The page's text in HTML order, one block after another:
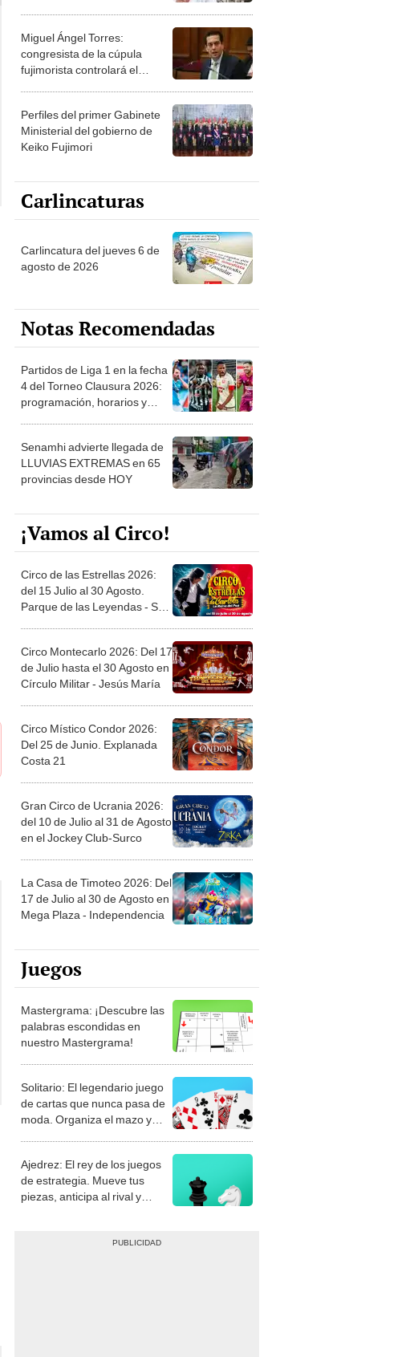
Miguel Ángel Torres:
congresista de la cúpula
fujimorista controlará el
Perfiles del primer Gabinete
Ministerial del gobierno de
Keiko Fujimori
Carlincaturas
Carlincatura del jueves 6 de
agosto de 2026
Notas Recomendadas
Partidos de Liga 1 en la fecha
4 del Torneo Clausura 2026:
programación, horarios y
Senamhi advierte llegada de
LLUVIAS EXTREMAS en 65
provincias desde HOY
¡Vamos al Circo!
Circo de las Estrellas 2026:
del 15 Julio al 30 Agosto.
Parque de las Leyendas - San
Circo Montecarlo 2026: Del 17
de Julio hasta el 30 Agosto en
Círculo Militar - Jesús María
Circo Místico Condor 2026:
Del 25 de Junio. Explanada
Costa 21
Gran Circo de Ucrania 2026:
del 10 de Julio al 31 de Agosto
en el Jockey Club-Surco
La Casa de Timoteo 2026: Del
17 de Julio al 30 de Agosto en
Mega Plaza - Independencia
Juegos
Mastergrama: ¡Descubre las
palabras escondidas en
nuestro Mastergrama!
Solitario: El legendario juego
de cartas que nunca pasa de
moda. Organiza el mazo y
Ajedrez: El rey de los juegos
de estrategia. Mueve tus
piezas, anticipa al rival y